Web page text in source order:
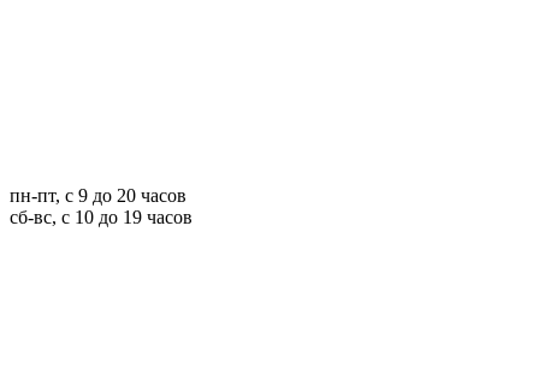
пн-пт, с 9 до 20 часов
сб-вс, с 10 до 19 часов